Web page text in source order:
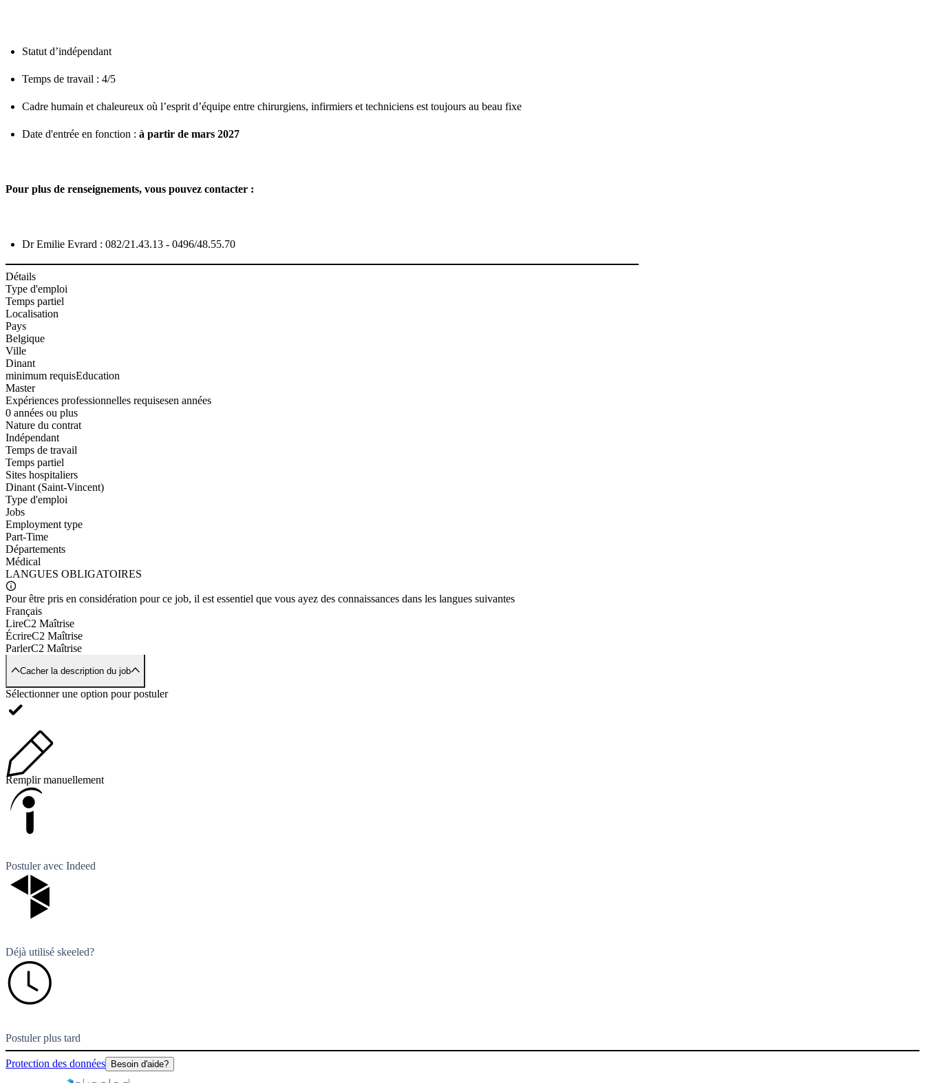
Statut d’indépendant
Temps de travail : 4/5
Cadre humain et chaleureux où l’esprit d’équipe entre chirurgiens, infirmiers et techniciens est toujours au beau fixe
Date d'entrée en fonction : à partir de mars 2027
Pour plus de renseignements, vous pouvez contacter :
Dr Emilie Evrard : 082/21.43.13 - 0496/48.55.70
Détails
Type d'emploi
Temps partiel
Localisation
Pays
Belgique
Ville
Dinant
minimum requisEducation
Master
Expériences professionnelles requisesen années
0 années ou plus
Nature du contrat
Indépendant
Temps de travail
Temps partiel
Sites hospitaliers
Dinant (Saint-Vincent)
Type d'emploi
Jobs
Employment type
Part-Time
Départements
Médical
LANGUES OBLIGATOIRES
Pour être pris en considération pour ce job, il est essentiel que vous ayez des connaissances dans les langues suivantes
Français
LireC2 Maîtrise
ÉcrireC2 Maîtrise
ParlerC2 Maîtrise
Cacher la description du job
Sélectionner une option pour postuler
Remplir manuellement
Postuler avec Indeed
Déjà utilisé skeeled?
Postuler plus tard
Protection des données Besoin d'aide?